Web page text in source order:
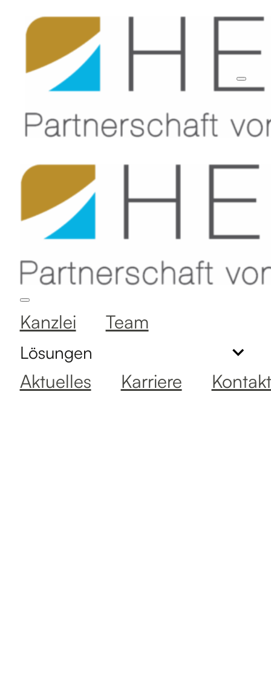
Kanzlei Team
Lösungen
Aktuelles Karriere Kontakt